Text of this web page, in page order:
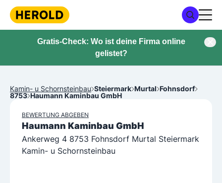
Gratis-Check: Wo ist deine Firma online
gelistet?
Kamin- u Schornsteinbau Steiermark Murtal Fohnsdorf
8753 Haumann Kaminbau GmbH
BEWERTUNG ABGEBEN
Haumann Kaminbau GmbH
Ankerweg 4 8753 Fohnsdorf Murtal Steiermark
Kamin- u Schornsteinbau